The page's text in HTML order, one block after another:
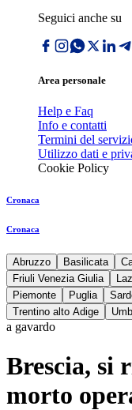
Seguici anche su
Area personale
Help e Faq
Info e contatti
Termini del
Utilizzo dati e
Cookie Policy
Cronaca
Cronaca
Abruzzo Basilicata
Friuli Venezia Giulia
Piemonte
Puglia
Trentino alto Adige
a gavardo
Brescia, si
morto